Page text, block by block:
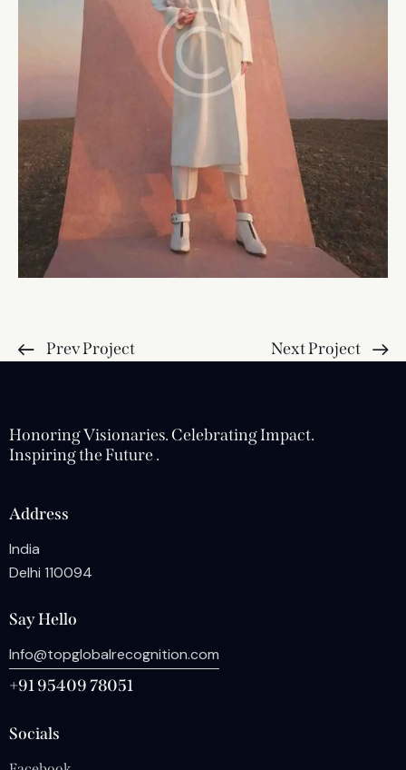
Prev Project Next Project
Honoring Visionaries. Celebrating Impact.
Inspiring the Future .
Address
India
Delhi 110094
Say Hello
Info@topglobalrecognition.com
+91 95409 78051
Socials